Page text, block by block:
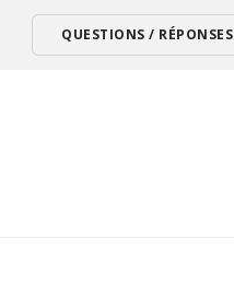
QUESTIONS / RÉPONSES